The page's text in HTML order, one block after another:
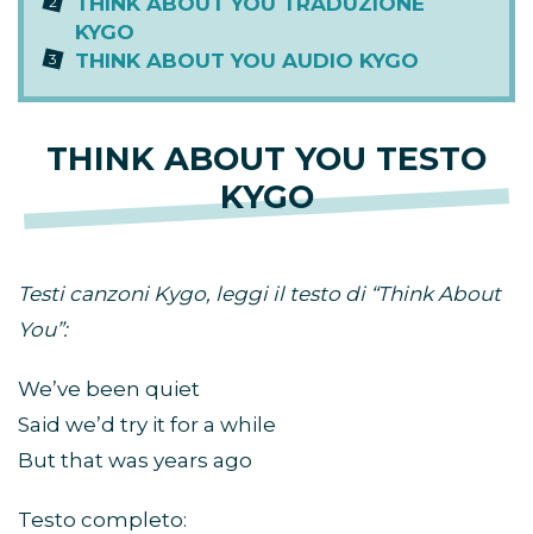
KYGO
THINK ABOUT YOU AUDIO KYGO
THINK ABOUT YOU TESTO
KYGO
Testi canzoni Kygo, leggi il testo di “Think About
You”:
We’ve been quiet
Said we’d try it for a while
But that was years ago
Testo completo: